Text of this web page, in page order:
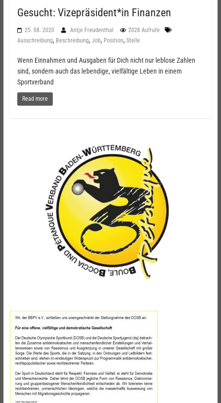
Gesucht: Vizepräsident*in Finanzen
25. 08. 2020 Antje Freudenthal
2028 Aufrufe
Ausschreibung, Beschreibung, Job, Position, Stelle
Wenn Einnahmen und Ausgaben für Dich nicht nur leblose Zahlen
sind, sondern auch das lebendige, vielfältige Leben in einem
Sportverband
Read more